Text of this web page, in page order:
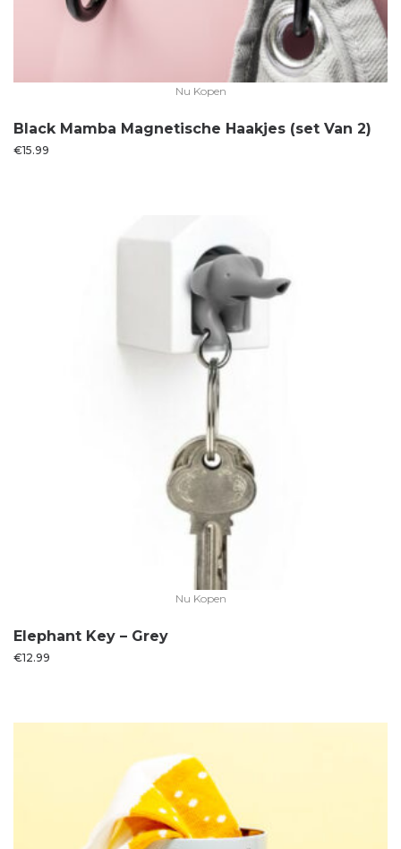
Nu Kopen
Black Mamba Magnetische Haakjes (set Van 2)
€15.99
Nu Kopen
Elephant Key – Grey
€12.99